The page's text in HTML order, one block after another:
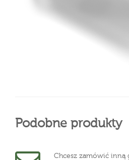
Podobne produkty
Chcesz zamówić inną